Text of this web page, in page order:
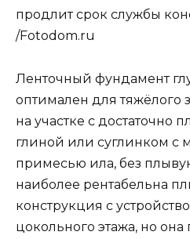
продлит срок службы
/Fotodom.ru
Ленточный фундамент
оптимален для тяжёлого
на участке с достаточно
глиной или суглинком с
примесью ила, без
наиболее рентабельна
конструкция с
цокольного этажа, но